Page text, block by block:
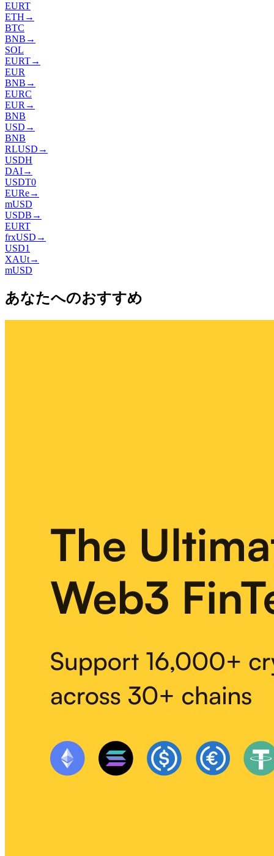
EURT
ETH →
BTC
BNB →
SOL
EURT→
EUR
BNB →
EURC
EUR →
BNB
USD →
BNB
RLUSD →
USDH
DAI→
USDT0
EURe→
mUSD
USDB →
EURT
frxUSD →
USD1
XAUt→
mUSD
あなたへのおすすめ